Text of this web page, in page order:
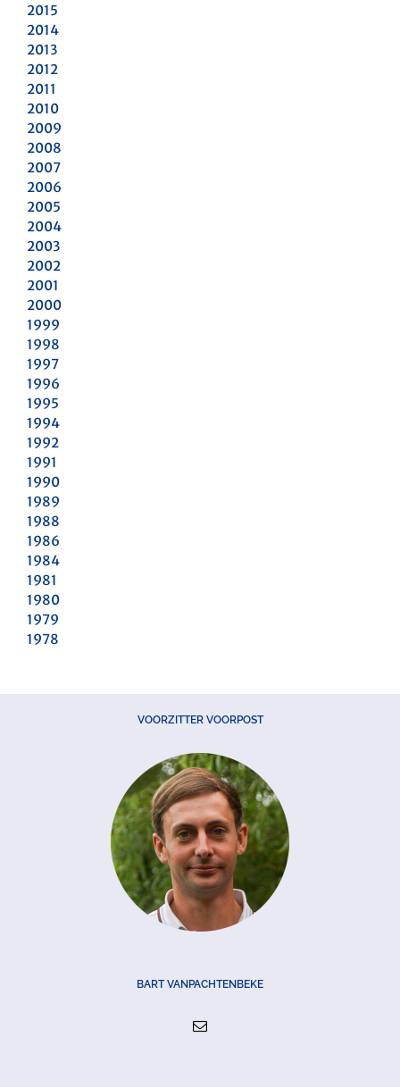
2015
2014
2013
2012
2011
2010
2009
2008
2007
2006
2005
2004
2003
2002
2001
2000
1999
1998
1997
1996
1995
1994
1992
1991
1990
1989
1988
1986
1984
1981
1980
1979
1978
VOORZITTER VOORPOST
BART VANPACHTENBEKE